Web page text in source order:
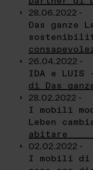
28.06.2022 -
Das ganze
26.04.2022 -
IDA e
di Das
28.02.2022 -
I mobili
Leben
abitare
02.02.2022 -
I mobili di